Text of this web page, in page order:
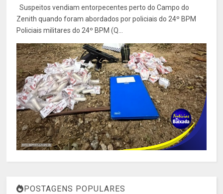
Suspeitos vendiam entorpecentes perto do Campo do
Zenith quando foram abordados por policiais do 24º BPM
Policiais militares do 24º BPM (Q...
POSTAGENS POPULARES